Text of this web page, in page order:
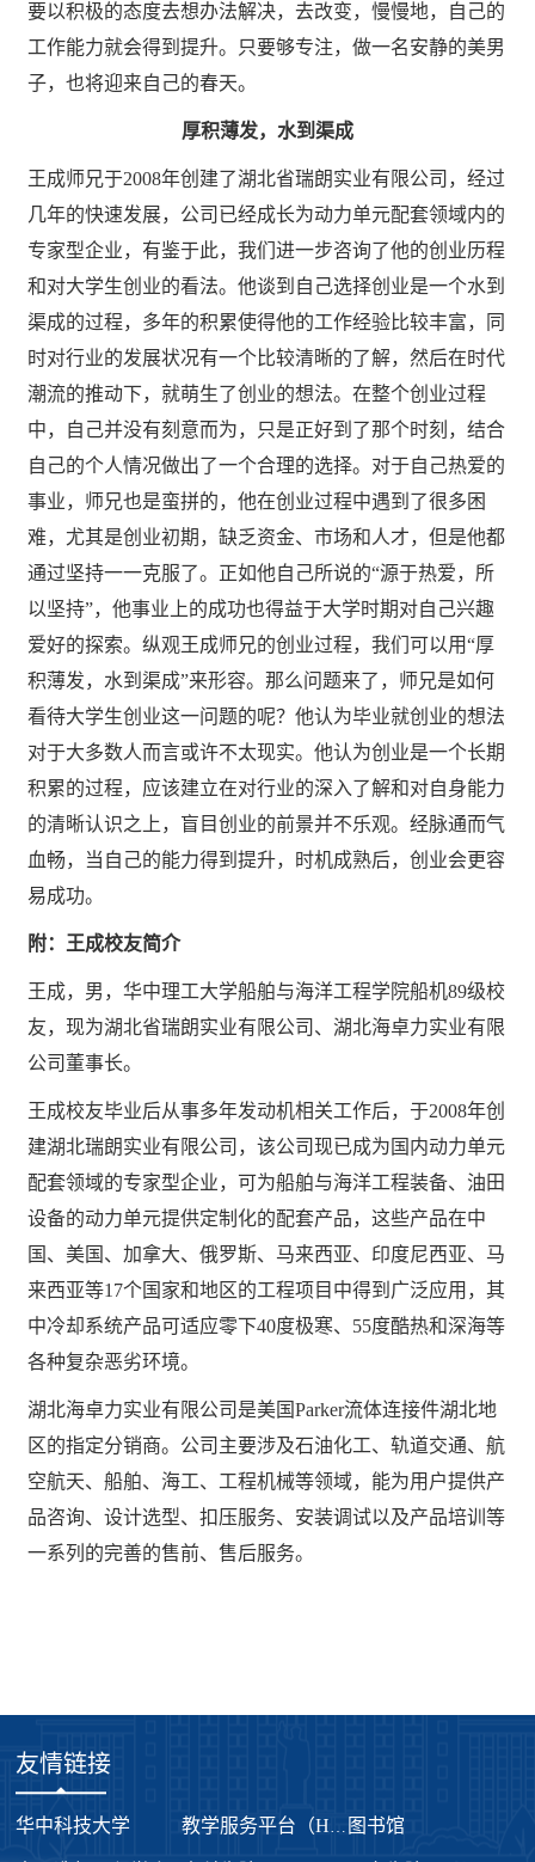
要以积极的态度去想办法解决，去改变，慢慢地，自己的
工作能力就会得到提升。只要够专注，做一名安静的美男
子，也将迎来自己的春天。
厚积薄发，水到渠成
王成师兄于2008年创建了湖北省瑞朗实业有限公司，经过
几年的快速发展，公司已经成长为动力单元配套领域内的
专家型企业，有鉴于此，我们进一步咨询了他的创业历程
和对大学生创业的看法。他谈到自己选择创业是一个水到
渠成的过程，多年的积累使得他的工作经验比较丰富，同
时对行业的发展状况有一个比较清晰的了解，然后在时代
潮流的推动下，就萌生了创业的想法。在整个创业过程
中，自己并没有刻意而为，只是正好到了那个时刻，结合
自己的个人情况做出了一个合理的选择。对于自己热爱的
事业，师兄也是蛮拼的，他在创业过程中遇到了很多困
难，尤其是创业初期，缺乏资金、市场和人才，但是他都
通过坚持一一克服了。正如他自己所说的“源于热爱，所
以坚持”，他事业上的成功也得益于大学时期对自己兴趣
爱好的探索。纵观王成师兄的创业过程，我们可以用“厚
积薄发，水到渠成”来形容。那么问题来了，师兄是如何
看待大学生创业这一问题的呢？他认为毕业就创业的想法
对于大多数人而言或许不太现实。他认为创业是一个长期
积累的过程，应该建立在对行业的深入了解和对自身能力
的清晰认识之上，盲目创业的前景并不乐观。经脉通而气
血畅，当自己的能力得到提升，时机成熟后，创业会更容
易成功。
附：王成校友简介
王成，男，华中理工大学船舶与海洋工程学院船机89级校
友，现为湖北省瑞朗实业有限公司、湖北海卓力实业有限
公司董事长。
王成校友毕业后从事多年发动机相关工作后，于2008年创
建湖北瑞朗实业有限公司，该公司现已成为国内动力单元
配套领域的专家型企业，可为船舶与海洋工程装备、油田
设备的动力单元提供定制化的配套产品，这些产品在中
国、美国、加拿大、俄罗斯、马来西亚、印度尼西亚、马
来西亚等17个国家和地区的工程项目中得到广泛应用，其
中冷却系统产品可适应零下40度极寒、55度酷热和深海等
各种复杂恶劣环境。
湖北海卓力实业有限公司是美国Parker流体连接件湖北地
区的指定分销商。公司主要涉及石油化工、轨道交通、航
空航天、船舶、海工、工程机械等领域，能为用户提供产
品咨询、设计选型、扣压服务、安装调试以及产品培训等
一系列的完善的售前、售后服务。
友情链接
华中科技大学 教学服务平台（HUB系统） 图书馆